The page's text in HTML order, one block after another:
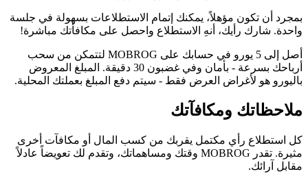
بمجرد أن تكون مؤهلاً، يمكنك إتمام الاستطلاعات بسهولة في جلسة
واحدة. شارك رأيك، أنهِ الاستطلاع واحصل على مكافأتك مباشرة!
أصل إلى 5 يورو في حسابك على MOBROG لتتمكن من سحب
أرباحك بسرعة - بأمان وفي غضبون 30 دقيقة. المبلغ المعروض
باليورو هو لأغراض العرض فقط - سيتم دفع المبلغ بعملتك المحلية.
ملاحظاتك ومكافآتك
كل استطلاع رأي مكتمل يقربك من كسب المال أو مكافآت أخرى
مثيرة. تقدر MOBROG وقتك ومساهماتك، وتقدم لك تعويضاً عادلاً
مقابل آرائك.